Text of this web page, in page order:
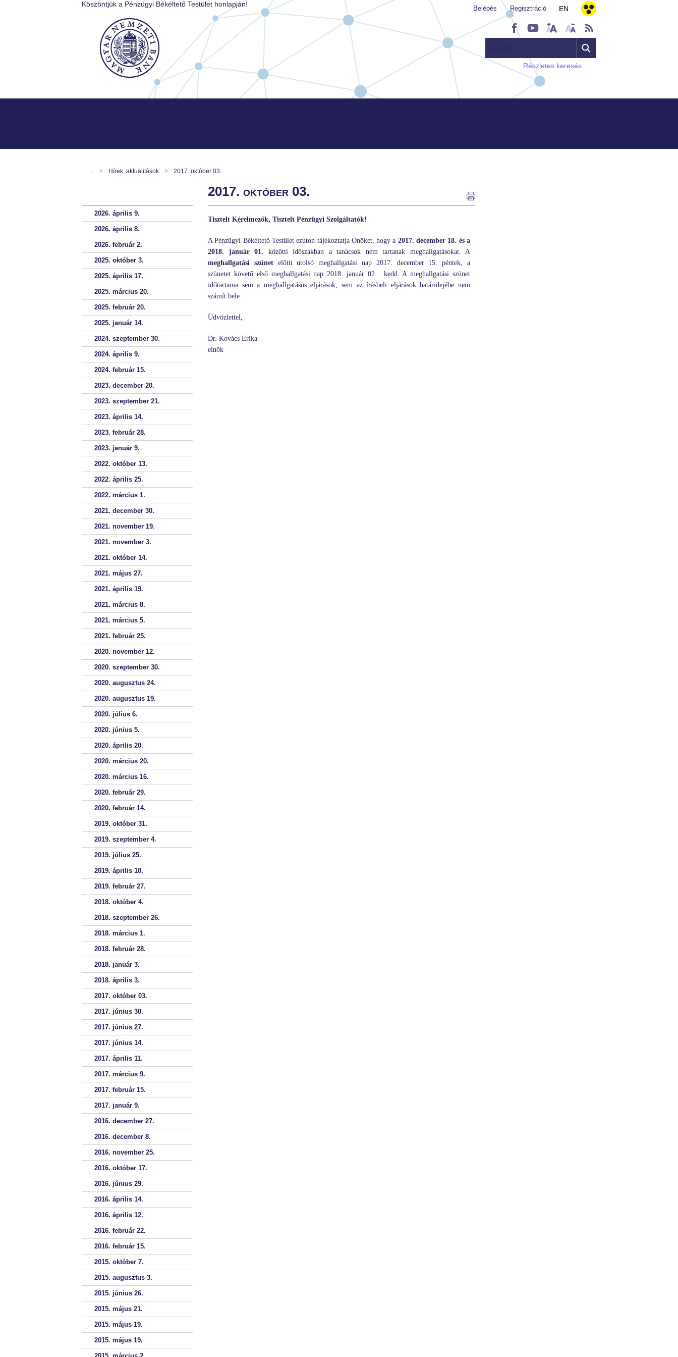
Köszöntjük a Pénzügyi Békéltető Testület honlapján!
Részletes keresés
Belépés Regisztráció EN
... Hírek, aktualitások 2017. október 03.
2026. április 9.
2026. április 8.
2026. február 2.
2025. október 3.
2025. április 17.
2025. március 20.
2025. február 20.
2025. január 14.
2024. szeptember 30.
2024. április 9.
2024. február 15.
2023. december 20.
2023. szeptember 21.
2023. április 14.
2023. február 28.
2023. január 9.
2022. október 13.
2022. április 25.
2022. március 1.
2021. december 30.
2021. november 19.
2021. november 3.
2021. október 14.
2021. május 27.
2021. április 19.
2021. március 8.
2021. március 5.
2021. február 25.
2020. november 12.
2020. szeptember 30.
2020. augusztus 24.
2020. augusztus 19.
2020. július 6.
2020. június 5.
2020. április 20.
2020. március 20.
2020. március 16.
2020. február 29.
2020. február 14.
2019. október 31.
2019. szeptember 4.
2019. július 25.
2019. április 10.
2019. február 27.
2018. október 4.
2018. szeptember 26.
2018. március 1.
2018. február 28.
2018. január 3.
2018. április 3.
2017. október 03.
2017. június 30.
2017. június 27.
2017. június 14.
2017. április 11.
2017. március 9.
2017. február 15.
2017. január 9.
2016. december 27.
2016. december 8.
2016. november 25.
2016. október 17.
2016. június 29.
2016. április 14.
2016. április 12.
2016. február 22.
2016. február 15.
2015. október 7.
2015. augusztus 3.
2015. június 26.
2015. május 21.
2015. május 19.
2015. május 19.
2017. október 03.
Tisztelt Kérelmezők, Tisztelt Pénzügyi Szolgáltatók!
A Pénzügyi Békéltető Testület ezúton tájékoztatja Önöket, hogy a 2017. december 18. és a
2018. január 01. közötti időszakban a tanácsok nem tartanak meghallgatásokat. A
meghallgatási szünetelőtti utolsó meghallgatási nap 2017. december 15. péntek, a
szünetet követő első meghallgatási nap 2018. január 02. kedd. A meghallgatási szünet
időtartama sem a meghallgatásos eljárások, sem az írásbeli eljárások határidejébe nem
számít bele.
Üdvözlettel,
Dr. Kovács Erika
elnök